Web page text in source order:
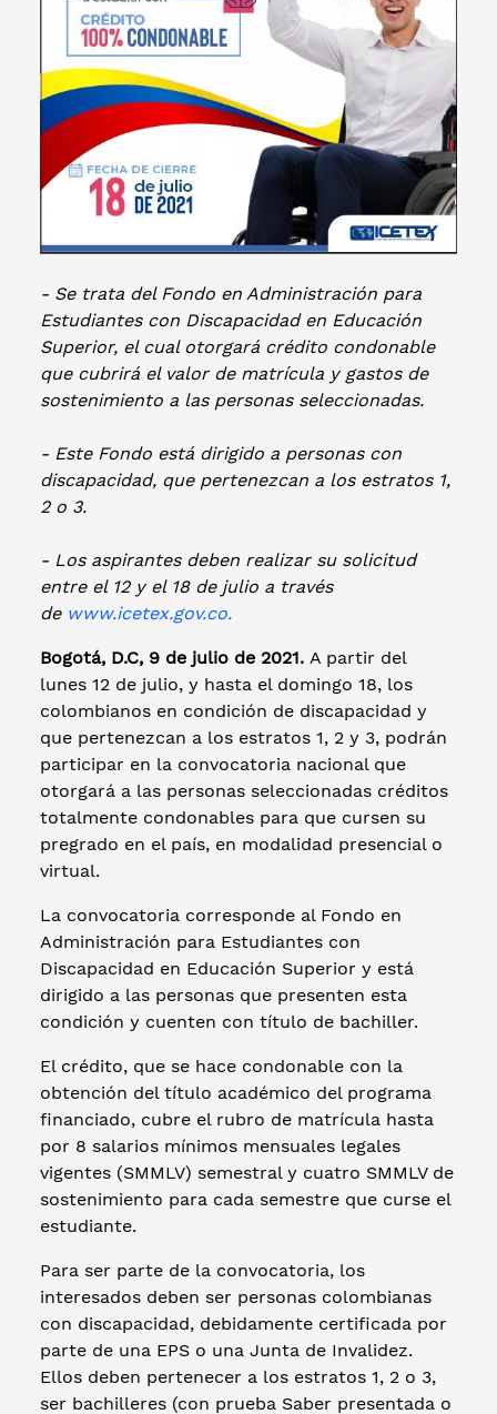
- Se trata del Fondo en Administración para
Estudiantes con Discapacidad en Educación
Superior, el cual otorgará crédito condonable
que cubrirá el valor de matrícula y gastos de
sostenimiento a las personas seleccionadas.
- Este Fondo está dirigido a personas con
discapacidad, que pertenezcan a los estratos 1,
2 o 3.
- Los aspirantes deben realizar su solicitud
entre el 12 y el 18 de julio a través
dewww.icetex.gov.co.
Bogotá, D.C, 9 de julio de 2021. A partir del
lunes 12 de julio, y hasta el domingo 18, los
colombianos en condición de discapacidad y
que pertenezcan a los estratos 1, 2 y 3, podrán
participar en la convocatoria nacional que
otorgará a las personas seleccionadas créditos
totalmente condonables para que cursen su
pregrado en el país, en modalidad presencial o
virtual.
La convocatoria corresponde al Fondo en
Administración para Estudiantes con
Discapacidad en Educación Superior y está
dirigido a las personas que presenten esta
condición y cuenten con título de bachiller.
El crédito, que se hace condonable con la
obtención del título académico del programa
financiado, cubre el rubro de matrícula hasta
por 8 salarios mínimos mensuales legales
vigentes (SMMLV) semestral y cuatro SMMLV de
sostenimiento para cada semestre que curse el
estudiante.
Para ser parte de la convocatoria, los
interesados deben ser personas colombianas
con discapacidad, debidamente certificada por
parte de una EPS o una Junta de Invalidez.
Ellos deben pertenecer a los estratos 1, 2 o 3,
ser bachilleres (con prueba Saber presentada o